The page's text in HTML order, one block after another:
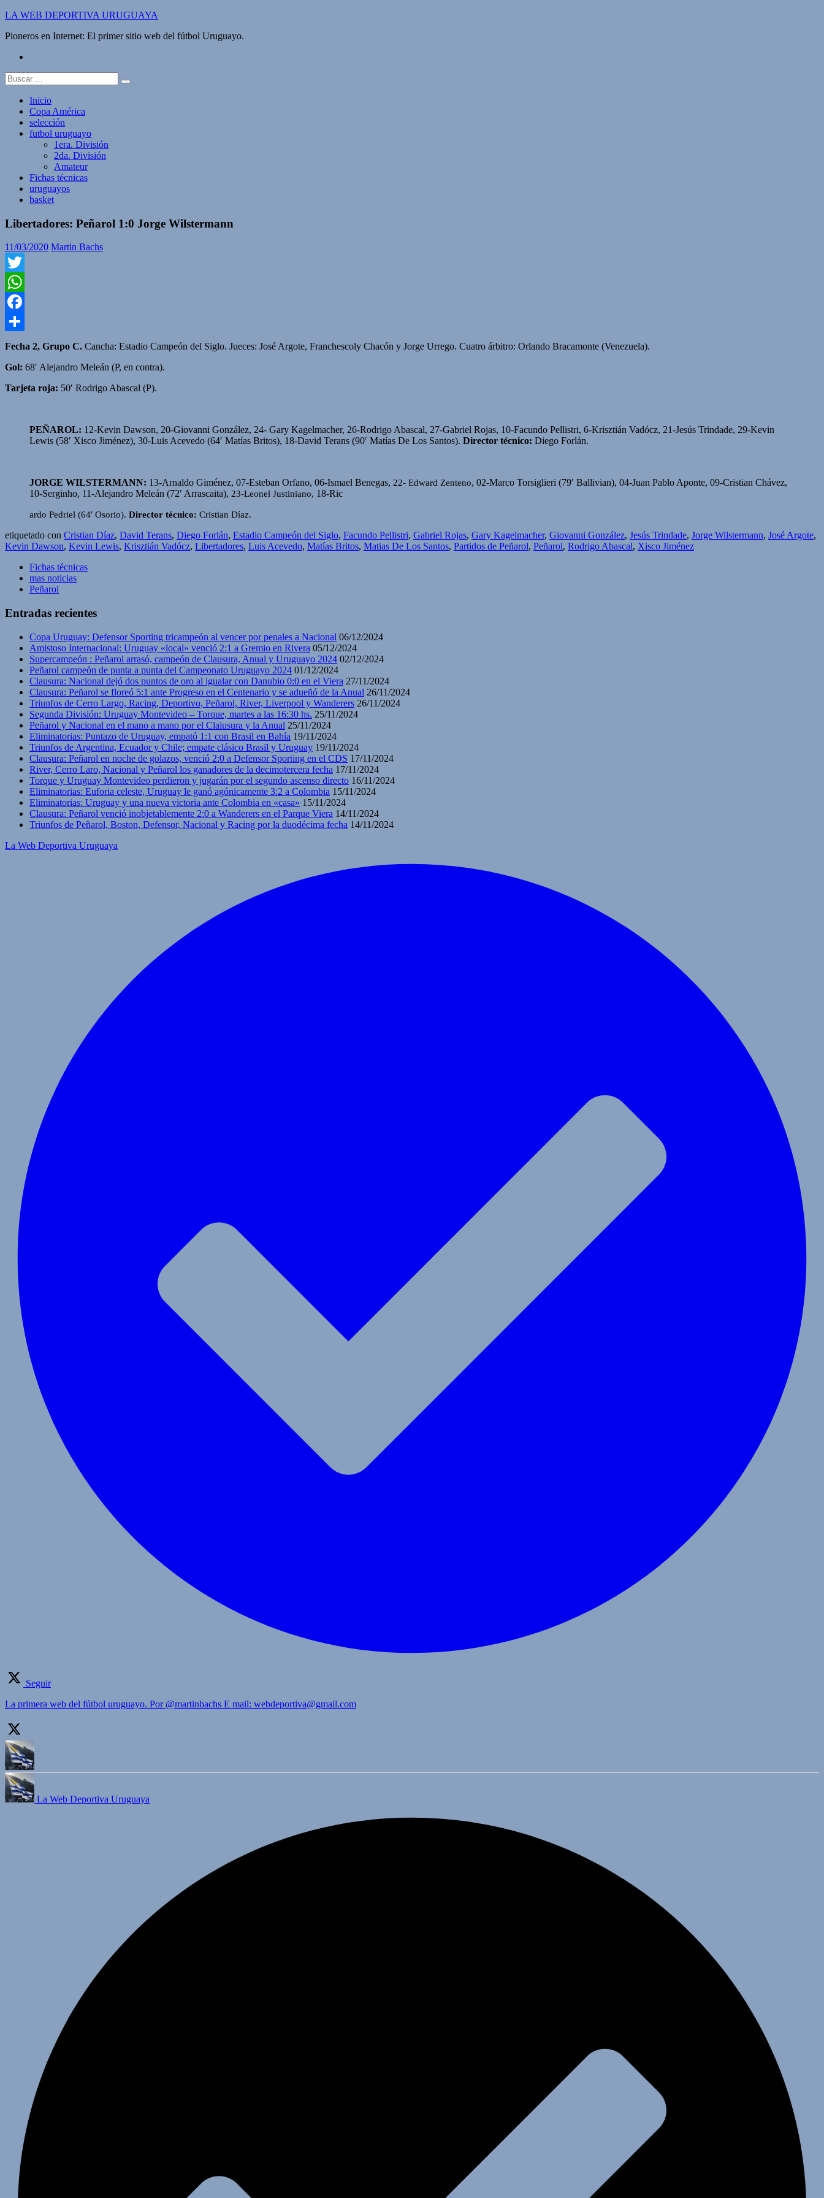
Saltar
contenido
LA WEB DEPORTIVA URUGUAYA
Pioneros en Internet: El primer sitio web del fútbol Uruguayo.
Buscar:
Inicio
Copa América
selección
futbol uruguayo
1era. División
2da. División
Amateur
Fichas técnicas
uruguayos
basket
Libertadores: Peñarol 1:0 Jorge Wilstermann
11/03/2020 Martin Bachs
Twitter
WhatsApp
Facebook
Compartir
Fecha 2, Grupo C. Cancha: Estadio Campeón del Siglo. Jueces: José Argote, Franchescoly Chacón y Jorge Urrego. Cuatro árbitro: Orlando Bracamonte (Venezuela).
Gol: 68′ Alejandro Meleán (P, en contra).
Tarjeta roja: 50′ Rodrigo Abascal (P).
PEÑAROL: 12-Kevin Dawson, 20-Giovanni González, 24- Gary Kagelmacher, 26-Rodrigo Abascal, 27-Gabriel Rojas, 10-Facundo Pellistri, 6-Krisztián Vadócz, 21-Jesús Trindade, 29-Kevin
Lewis (58′ Xisco Jiménez), 30-Luis Acevedo (64′ Matías Britos), 18-David Terans (90′ Matías De Los Santos). Director técnico: Diego Forlán.
JORGE WILSTERMANN: 13-Arnaldo Giménez, 07-Esteban Orfano, 06-Ismael Benegas, 22- Edward Zenteno, 02-Marco Torsiglieri (79′ Ballivian), 04-Juan Pablo Aponte, 09-Cristian Chávez,
10-Serginho, 11-Alejandro Meleán (72′ Arrascaita), 23-Leonel Justiniano, 18-Ric
ardo Pedriel (64′ Osorio). Director técnico: Cristian Díaz.
etiquetado con Cristian Díaz, David Terans, Diego Forlán, Estadio Campeón del Siglo, Facundo Pellistri, Gabriel Rojas, Gary Kagelmacher, Giovanni González, Jesús Trindade, Jorge Wilstermann, José Argote,
Kevin Dawson, Kevin Lewis, Krisztián Vadócz, Libertadores, Luis Acevedo, Matías Britos, Matias De Los Santos, Partidos de Peñarol, Peñarol, Rodrigo Abascal, Xisco Jiménez
Fichas técnicas
mas noticias
Peñarol
Entradas recientes
Copa Uruguay: Defensor Sporting tricampeón al vencer por penales a Nacional 06/12/2024
Amistoso Internacional: Uruguay «local» venció 2:1 a Gremio en Rivera 05/12/2024
Supercampeón : Peñarol arrasó, campeón de Clausura, Anual y Uruguayo 2024 02/12/2024
Peñarol campeón de punta a punta del Campeonato Uruguayo 2024 01/12/2024
Clausura: Nacional dejó dos puntos de oro al igualar con Danubio 0:0 en el Viera 27/11/2024
Clausura: Peñarol se floreó 5:1 ante Progreso en el Centenario y se adueñó de la Anual 26/11/2024
Triunfos de Cerro Largo, Racing, Deportivo, Peñarol, River, Liverpool y Wanderers 26/11/2024
Segunda División: Uruguay Montevideo – Torque, martes a las 16:30 hs. 25/11/2024
Peñarol y Nacional en el mano a mano por el Claiusura y la Anual 25/11/2024
Eliminatorias: Puntazo de Uruguay, empató 1:1 con Brasil en Bahía 19/11/2024
Triunfos de Argentina, Ecuador y Chile; empate clásico Brasil y Uruguay 19/11/2024
Clausura: Peñarol en noche de golazos, venció 2:0 a Defensor Sporting en el CDS 17/11/2024
River, Cerro Laro, Nacional y Peñarol los ganadores de la decimotercera fecha 17/11/2024
Torque y Uruguay Montevideo perdieron y jugarán por el segundo ascenso directo 16/11/2024
Eliminatorias: Euforia celeste, Uruguay le ganó agónicamente 3:2 a Colombia 15/11/2024
Eliminatorias: Uruguay y una nueva victoria ante Colombia en «casa» 15/11/2024
Clausura: Peñarol venció inobjetablemente 2:0 a Wanderers en el Parque Viera 14/11/2024
Triunfos de Peñarol, Boston, Defensor, Nacional y Racing por la duodécima fecha 14/11/2024
La Web Deportiva Uruguaya
Seguir
La primera web del fútbol uruguayo. Por @martinbachs E mail: webdeportiva@gmail.com
La Web Deportiva Uruguaya